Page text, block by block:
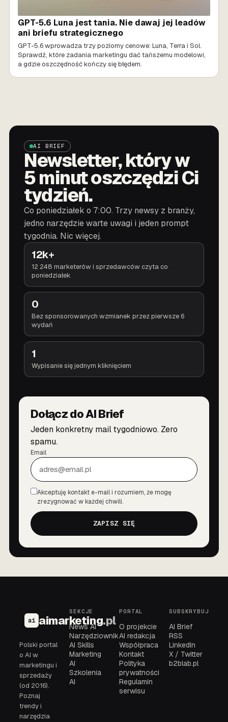
GPT-5.6 Luna jest tania. Nie dawaj jej leadów
ani briefu strategicznego
GPT-5.6 wprowadza trzy poziomy cenowe: Luna, Terra i Sol.
Sprawdź, które zadania marketingu dać tańszemu modelowi,
a gdzie oszczędność kończy się błędem.
AI BRIEF
Newsletter, który w
5 minut oszczędzi Ci
tydzień.
Co poniedziałek o 7:00. Trzy newsy z branży,
jedno narzędzie warte uwagi i jeden prompt
tygodnia. Nic więcej.
12k+
12 248 marketerów i sprzedawców czyta co
poniedziałek
0
Bez sponsorowanych wzmianek przez pierwsze 6
wydań
1
Wypisanie się jednym kliknięciem
Dołącz do AI Brief
Jeden konkretny mail tygodniowo. Zero
spamu.
Email
Zgoda
Akceptuję kontakt e-mail i rozumiem, że mogę
zrezygnować w każdej chwili.
ZAPISZ SIĘ
ai aimarketing.pl
Polski portal
o AI w
marketingu i
sprzedaży
(od 2016).
Poznaj
trendy i
narzędzia
SEKCJE
News AI
Narzędziownik
AI Skills
Marketing
AI
Szkolenia
AI
PORTAL
O projekcie
AI redakcja
Współpraca
Kontakt
Polityka
prywatności
Regulamin
serwisu
SUBSKRYBUJ
AI Brief
RSS
LinkedIn
X / Twitter
b2blab.pl